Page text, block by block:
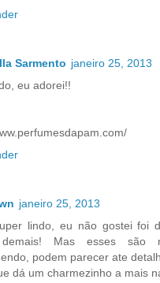
Sarmento janeiro 25, 2013
eu adorei!!
janeiro 25, 2013
lindo, eu não gostei foi
Mas esses são
podem parecer ate
dá um charmezinho a mais